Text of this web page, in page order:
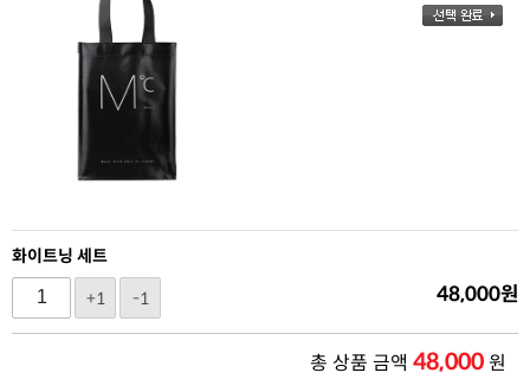
화이트닝 세트
+1
-1 48,000원
총 상품 금액 48,000원